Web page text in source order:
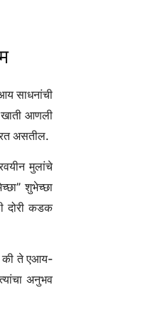
साधनांची
आणली
असतील.
मुलांचे
शुभेच्छा
दोरी कडक
की ते एआय-
अनुभव